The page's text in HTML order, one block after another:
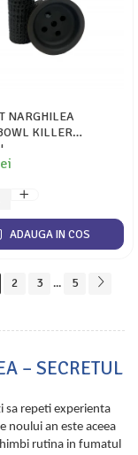
NARGHILEA
KILLER
ADAUGA IN COS
2 3 ... 5
– SECRETUL
sa repeti experienta
noului an este aceea
rutina in fumatul